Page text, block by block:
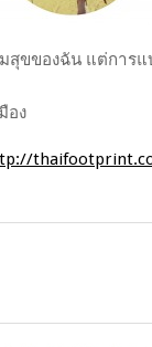
สุขของฉัน แต่การ
อง